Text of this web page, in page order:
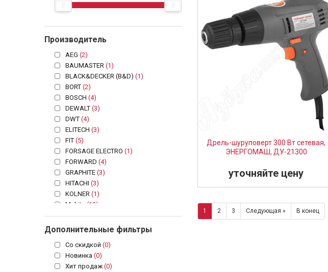
Производитель
AEG (2)
BAUMASTER (1)
BLACK&DECKER (B&D) (1)
BORT (2)
BOSCH (4)
DEWALT (3)
DWT (4)
ELITECH (3)
FIT (5)
FORSAGE ELECTRO (1)
FORWARD (4)
GRAPHITE (3)
HITACHI (3)
KOLNER (1)
Makita
(13)
MAX-PRO (1)
METABO (11)
PRORAB (6)
RWS (2)
SKIL (6)
Дополнительные фильтры
Со скидкой (0)
Новинка (0)
Хит продаж (0)
Дрель-шуруповерт 300 Вт сетевая,
ЭНЕРГОМАШ, ДУ-21300
уточняйте цену
1 2 3 Следующая » В конец